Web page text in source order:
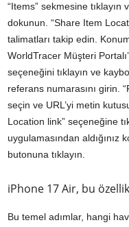
“Items” sekmesine tıklayın
dokunun. “Share Item
talimatları takip edin.
WorldTracer Müşteri
seçeneğini tıklayın ve
referans numarasını girin.
seçin ve URL’yi metin
Location link” seçeneğine
uygulamasından aldığınız
butonuna tıklayın.
iPhone 17 Air, bu
Bu temel adımlar, hangi